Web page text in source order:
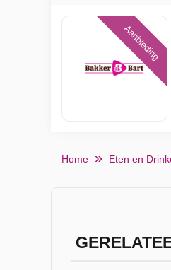
Aanbieding
Home Eten en